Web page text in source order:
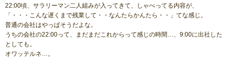
22:00頃、サラリーマン二人組みが入ってきて、しゃべってる内容が、
「・・・こんな遅くまで残業して・・なんたらかんたら・・」てな感じ。
普通の会社はやっぱそうだよな。
うちの会社の22:00って、まだまだこれからって感じの時間…、9:00に出社した
としても。
オワッテルネ…。